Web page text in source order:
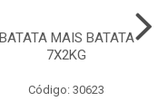
BATATA MAIS BATATA
7X2KG
Código: 30623